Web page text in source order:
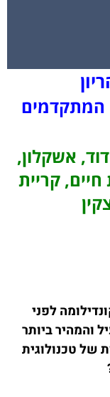
המתקדמים
אשקלון,
קריית
לפני
והמהיר ביותר
של טכנולוגית